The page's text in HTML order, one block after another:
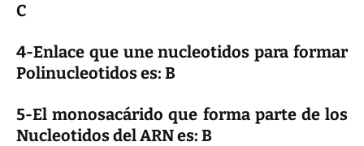
C
4-Enlace que une nucleotidos para formar
Polinucleotidos es: B
5-El monosacárido que forma parte de los
Nucleotidos del ARN es: B